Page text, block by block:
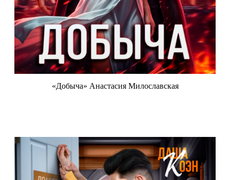
«Добыча» Анастасия Милославская